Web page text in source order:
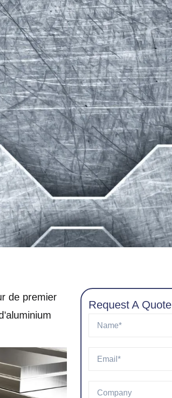
de premier
Request A Quote